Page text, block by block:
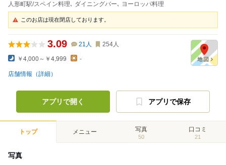
人形町駅/スペイン料理､ ダイニングバー､ ヨーロッパ料理
このお店は現在閉店しております。
3.09 21 人 254人
￥4,000～￥4,999 -
店舗情報（詳細）
アプリで開く アプリで保存
トップ メニュー 写真
50
口コミ
21
写真